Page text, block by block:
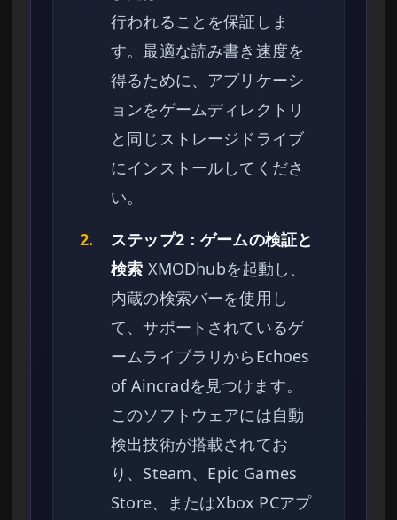
行われることを保証しま
す。最適な読み書き速度を
得るために、アプリケーシ
ョンをゲームディレクトリ
と同じストレージドライブ
にインストールしてくださ
い。
2.
ステップ2：ゲームの検証と
検索 XMODhubを起動し、
内蔵の検索バーを使用し
て、サポートされているゲ
ームライブラリからEchoes
of Aincradを見つけます。
このソフトウェアには自動
検出技術が搭載されてお
り、Steam、Epic Games
Store、またはXbox PCアプ